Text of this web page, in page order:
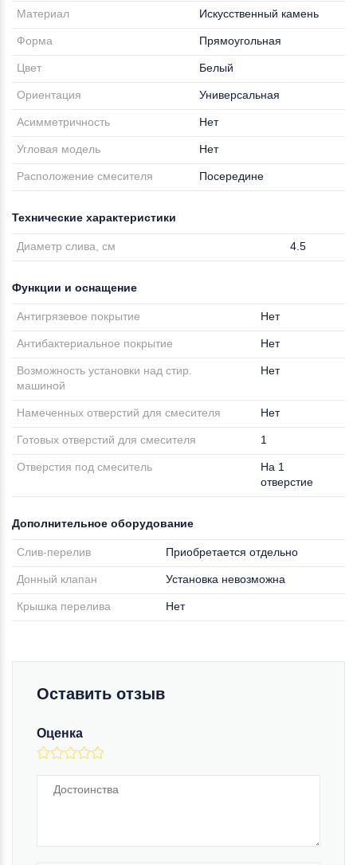
Материал Искусственный камень
Форма Прямоугольная
Цвет Белый
Ориентация Универсальная
Асимметричность Нет
Угловая модель Нет
Расположение смесителя Посередине
Технические характеристики
Диаметр слива, см 4.5
Функции и оснащение
Антигрязевое покрытие Нет
Антибактериальное покрытие Нет
Возможность установки над стир.
машиной
Нет
Намеченных отверстий для смесителя Нет
Готовых отверстий для смесителя 1
Отверстия под смеситель
На 1
отверстие
Дополнительное оборудование
Слив-перелив Приобретается отдельно
Донный клапан Установка невозможна
Крышка перелива Нет
Оставить отзыв
Оценка